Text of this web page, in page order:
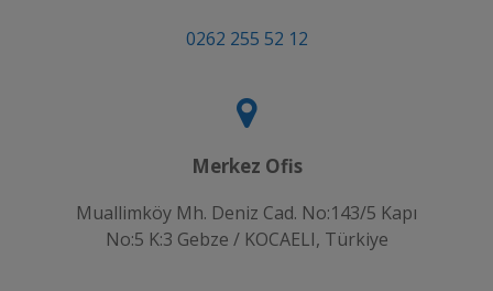
0262 255 52 12
Merkez Ofis
Muallimköy Mh. Deniz Cad. No:143/5 Kapı
No:5 K:3 Gebze / KOCAELI, Türkiye